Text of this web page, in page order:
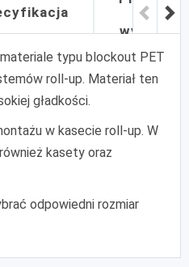
i
wydruk
typu blockout PET
roll-up. Materiał ten
gładkości.
w kasecie roll-up. W
kasety oraz
odpowiedni rozmiar